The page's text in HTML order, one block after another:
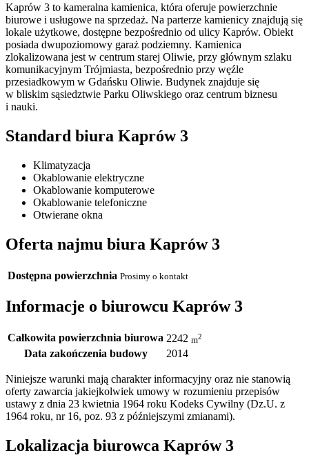
Kaprów 3 to kameralna kamienica, która oferuje powierzchnie
biurowe i usługowe na sprzedaż. Na parterze kamienicy znajdują się
lokale użytkowe, dostępne bezpośrednio od ulicy Kaprów. Obiekt
posiada dwupoziomowy garaż podziemny. Kamienica
zlokalizowana jest w centrum starej Oliwie, przy głównym szlaku
komunikacyjnym Trójmiasta, bezpośrednio przy węźle
przesiadkowym w Gdańsku Oliwie. Budynek znajduje się
w bliskim sąsiedztwie Parku Oliwskiego oraz centrum biznesu
i nauki.
Standard biura Kaprów 3
Klimatyzacja
Okablowanie elektryczne
Okablowanie komputerowe
Okablowanie telefoniczne
Otwierane okna
Oferta najmu biura Kaprów 3
Dostępna powierzchnia Prosimy o kontakt
Informacje o biurowcu Kaprów 3
Całkowita powierzchnia biurowa 2242 m2
Data zakończenia budowy 2014
Niniejsze warunki mają charakter informacyjny oraz nie stanowią
oferty zawarcia jakiejkolwiek umowy w rozumieniu przepisów
ustawy z dnia 23 kwietnia 1964 roku Kodeks Cywilny (Dz.U. z
1964 roku, nr 16, poz. 93 z późniejszymi zmianami).
Lokalizacja biurowca Kaprów 3